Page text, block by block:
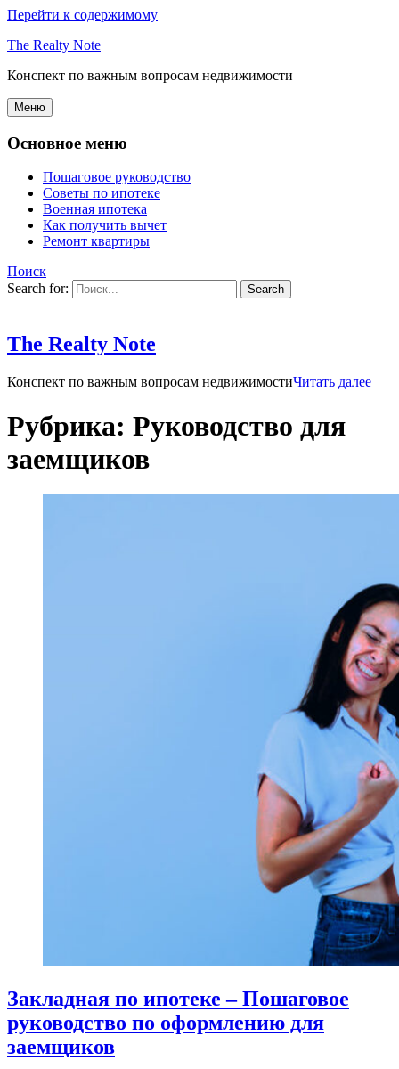
Перейти к содержимому
The Realty Note
Конспект по важным вопросам недвижимости
Меню
Основное меню
Пошаговое руководство
Советы по ипотеке
Военная ипотека
Как получить вычет
Ремонт квартиры
Поиск
Search for:
The Realty Note
Конспект по важным вопросам недвижимостиЧитать далее
Рубрика: Руководство для
заемщиков
Закладная по ипотеке – Пошаговое
руководство по оформлению для
заемщиков